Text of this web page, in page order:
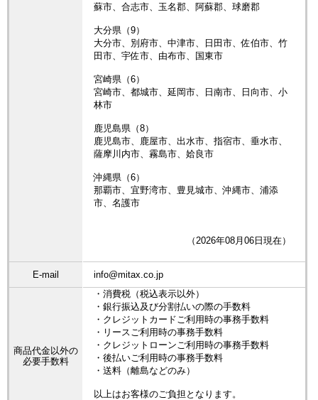
蘇市、合志市、玉名郡、阿蘇郡、球磨郡
大分県（9）
大分市、別府市、中津市、日田市、佐伯市、竹
田市、宇佐市、由布市、国東市
宮崎県（6）
宮崎市、都城市、延岡市、日南市、日向市、小
林市
鹿児島県（8）
鹿児島市、鹿屋市、出水市、指宿市、垂水市、
薩摩川内市、霧島市、姶良市
沖縄県（6）
那覇市、宜野湾市、豊見城市、沖縄市、浦添
市、名護市
（2026年08月06日現在）
E-mail info@mitax.co.jp
商品代金以外の
必要手数料
・消費税（税込表示以外）
・銀行振込及び分割払いの際の手数料
・クレジットカードご利用時の事務手数料
・リースご利用時の事務手数料
・クレジットローンご利用時の事務手数料
・後払いご利用時の事務手数料
・送料（離島などのみ）
以上はお客様のご負担となります。